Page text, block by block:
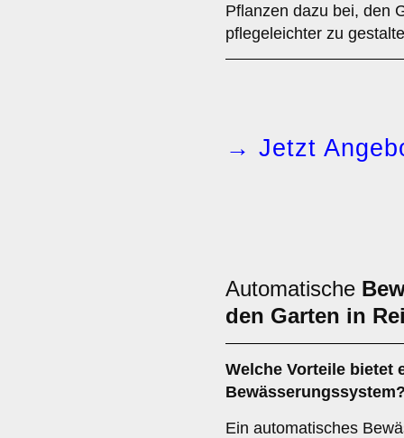
Pflanzen dazu bei, den
pflegeleichter zu
→ Jetzt
Automatische
den Garten in
Welche Vorteile bietet
Ein automatisches